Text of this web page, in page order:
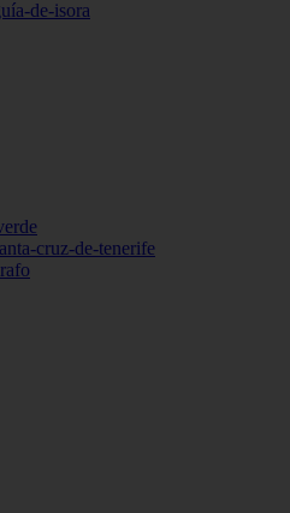
de-isora
cruz-de-tenerife